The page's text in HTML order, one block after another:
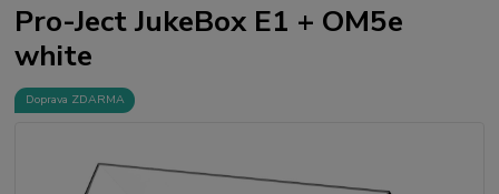
Pro-Ject JukeBox E1 + OM5e
white
Doprava ZDARMA